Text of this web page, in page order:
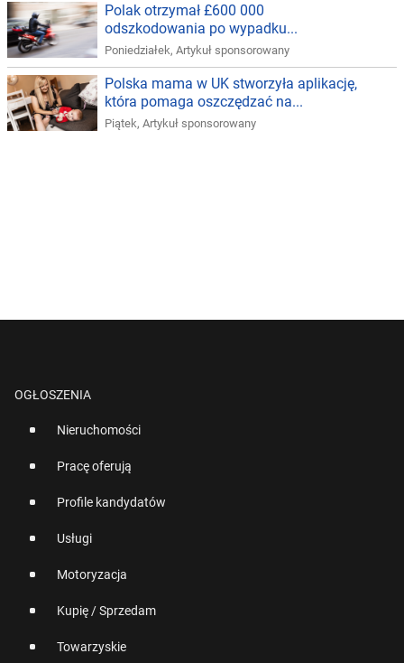
Polak otrzymał £600 000
odszkodowania po wypadku...
Poniedziałek, Artykuł sponsorowany
Polska mama w UK stworzyła aplikację,
która pomaga oszczędzać na...
Piątek, Artykuł sponsorowany
OGŁOSZENIA
Nieruchomości
Pracę oferują
Profile kandydatów
Usługi
Motoryzacja
Kupię / Sprzedam
Towarzyskie